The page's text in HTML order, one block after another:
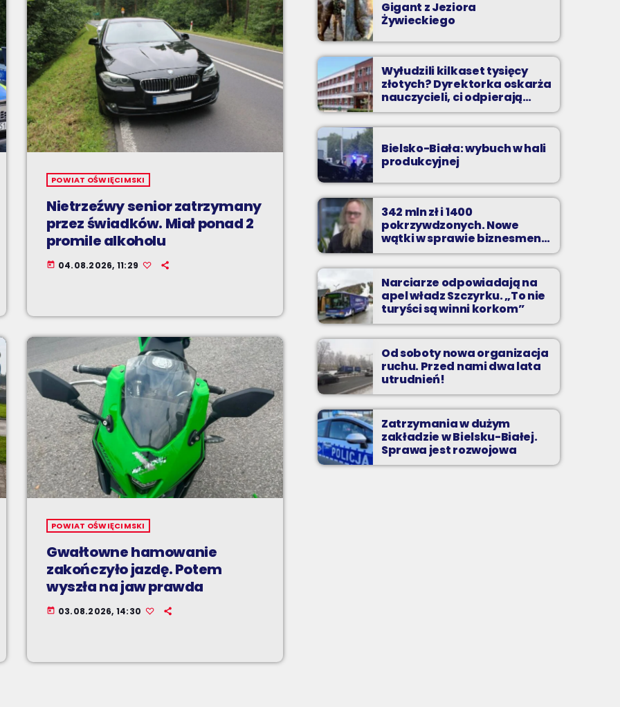
POWIAT OŚWIĘCIMSKI
Nietrzeźwy senior zatrzymany
przez świadków. Miał ponad 2
promile alkoholu
today 04.08.2026, 11:29
POWIAT OŚWIĘCIMSKI
Gwałtowne hamowanie
zakończyło jazdę. Potem
wyszła na jaw prawda
today 03.08.2026, 14:30
Gigant z Jeziora
Żywieckiego
Wyłudzili kilkaset tysięcy
złotych? Dyrektorka oskarża
nauczycieli, ci odpierają
zarzuty
Bielsko-Biała: wybuch w hali
produkcyjnej
342 mln zł i 1400
pokrzywdzonych. Nowe
wątki w sprawie biznesmena
z Bielska-Białej
Narciarze odpowiadają na
apel władz Szczyrku. „To nie
turyści są winni korkom”
Od soboty nowa organizacja
ruchu. Przed nami dwa lata
utrudnień!
Zatrzymania w dużym
zakładzie w Bielsku-Białej.
Sprawa jest rozwojowa